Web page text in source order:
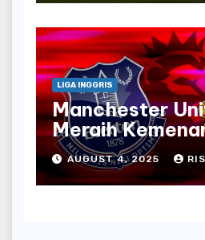
LIGA INGGRIS
Manchester
Meraih
atas Everton
Penalti Bruno
AUGUST 4, 2025